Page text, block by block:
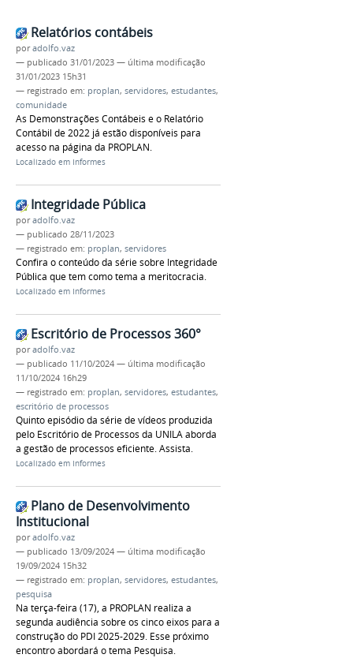
Relatórios contábeis
poradolfo.vaz
— publicado 31/01/2023 — última modificação
31/01/2023 15h31
— registrado em: proplan, servidores, estudantes,
comunidade
As Demonstrações Contábeis e o Relatório
Contábil de 2022 já estão disponíveis para
acesso na página da PROPLAN.
Localizado em Informes
Integridade Pública
poradolfo.vaz
— publicado 28/11/2023
— registrado em: proplan, servidores
Confira o conteúdo da série sobre Integridade
Pública que tem como tema a meritocracia.
Localizado em Informes
Escritório de Processos 360°
poradolfo.vaz
— publicado 11/10/2024 — última modificação
11/10/2024 16h29
— registrado em: proplan, servidores, estudantes,
escritório de processos
Quinto episódio da série de vídeos produzida
pelo Escritório de Processos da UNILA aborda
a gestão de processos eficiente. Assista.
Localizado em Informes
Plano de Desenvolvimento
Institucional
poradolfo.vaz
— publicado 13/09/2024 — última modificação
19/09/2024 15h32
— registrado em: proplan, servidores, estudantes,
pesquisa
Na terça-feira (17), a PROPLAN realiza a
segunda audiência sobre os cinco eixos para a
construção do PDI 2025-2029. Esse próximo
encontro abordará o tema Pesquisa.